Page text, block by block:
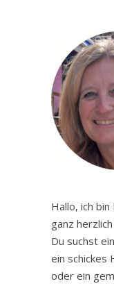
Hallo, ich
ganz
Du suchst
ein schickes
oder ein